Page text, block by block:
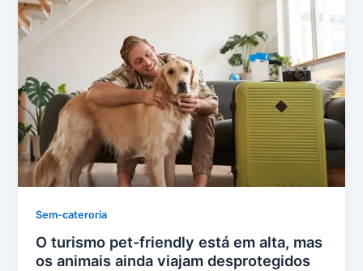
Sem-cateroria
O turismo pet-friendly está em alta, mas
os animais ainda viajam desprotegidos